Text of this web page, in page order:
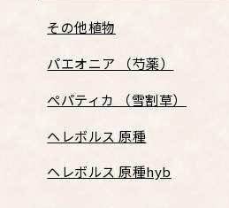
その他植物
パエオニア （芍薬）
ぺパティカ （雪割草）
ヘレボルス 原種
ヘレボルス 原種hyb